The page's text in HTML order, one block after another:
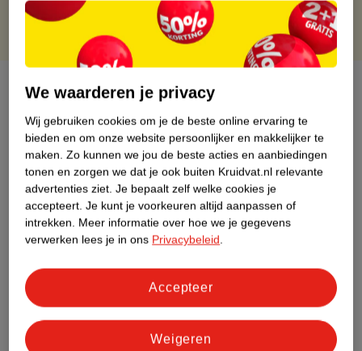
Over dit product
Productinformatie
Etiketinformatie
Nature Impact Score
Dit product heeft (nog) geen Nature
Bestel & Bezorginformatie
We waarderen je privacy
Wij gebruiken cookies om je de beste online ervaring te
bieden en om onze website persoonlijker en makkelijker te
maken. Zo kunnen we jou de beste acties en aanbiedingen
tonen en zorgen we dat je ook buiten Kruidvat.nl relevante
advertenties ziet. Je bepaalt zelf welke cookies je
accepteert. Je kunt je voorkeuren altijd aanpassen of
intrekken. Meer informatie over hoe we je gegevens
verwerken lees je in ons Privacybeleid.
Weigeren
Accepteer